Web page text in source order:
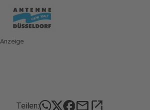
Anzeige
Teilen: mailopen_in_new